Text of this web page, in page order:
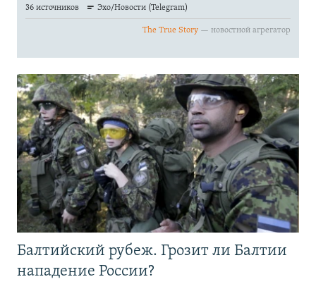
Балтийский рубеж. Грозит ли Балтии
нападение России?